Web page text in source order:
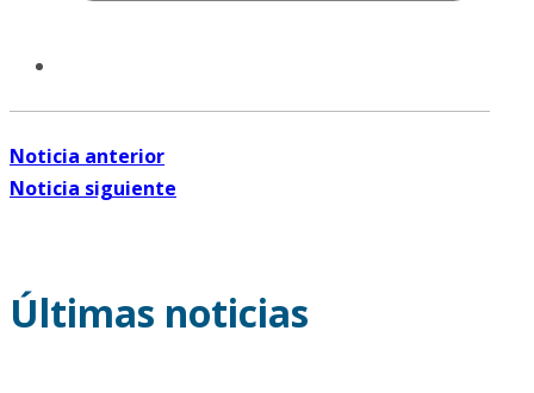
Noticia anterior
Noticia siguiente
Últimas noticias